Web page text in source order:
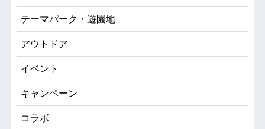
テーマパーク・遊園地
アウトドア
イベント
キャンペーン
コラボ